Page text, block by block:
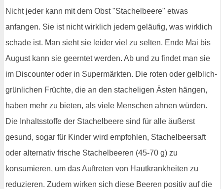
Nicht jeder kann mit dem Obst "Stachelbeere" etwas
anfangen. Sie ist nicht wirklich jedem geläufig, was wirklich
schade ist. Man sieht sie leider viel zu selten. Ende Mai bis
August kann sie geerntet werden. Ab und zu findet man sie
im Discounter oder in Supermärkten. Die roten oder gelblich-
grünlichen Früchte, die an den stacheligen Ästen hängen,
haben mehr zu bieten, als viele Menschen ahnen würden.
Die Inhaltsstoffe der Stachelbeere sind für alle äußerst
gesund, sogar für Kinder wird empfohlen, Stachelbeersaft
oder alternativ frische Stachelbeeren (45-70 g) zu
konsumieren, um das Auftreten von Hautkrankheiten zu
reduzieren. Zudem wirken sich diese Beeren positiv auf die